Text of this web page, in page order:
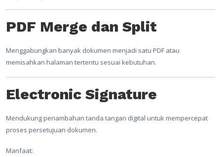
PDF Merge dan Split
Menggabungkan banyak dokumen menjadi satu PDF atau
memisahkan halaman tertentu sesuai kebutuhan.
Electronic Signature
Mendukung penambahan tanda tangan digital untuk mempercepat
proses persetujuan dokumen.
Manfaat: